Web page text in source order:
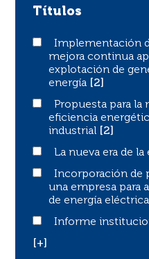
Títulos
Implementación de
Implementación
mejora continua
explotación de
energía
[2]
Propuesta para la
Propuesta para la
eficiencia
industrial
[2]
La nueva era de la
La nueva era de
Incorporación de
Incorporación de
una empresa para
de energía
Informe institucional
Informe
[+]